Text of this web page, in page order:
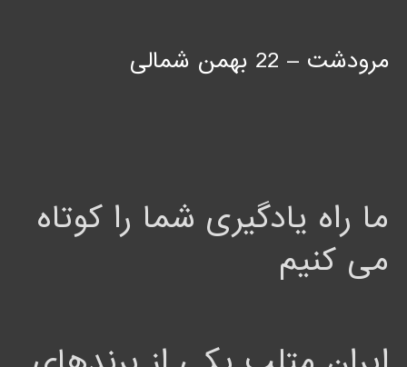
مرودشت – 22 بهمن شمالی
ما راه یادگیری شما را کوتاه
می کنیم